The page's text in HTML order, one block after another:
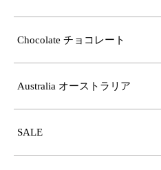
Chocolate チョコレート
Australia オーストラリア
SALE